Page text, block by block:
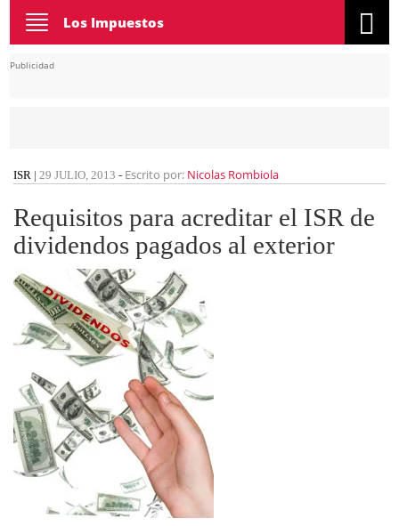
Toggle
navigation
Los Impuestos
Publicidad
ISR | 29 JULIO, 2013 - Escrito por: Nicolas Rombiola
Requisitos para acreditar el ISR de
dividendos pagados al exterior